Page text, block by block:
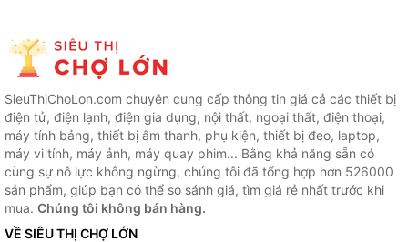
SieuThiChoLon.com chuyên cung cấp thông tin giá cả các thiết bị
điện tử, điện lạnh, điện gia dụng, nội thất, ngoại thất, điện thoại,
máy tính bảng, thiết bị âm thanh, phụ kiện, thiết bị đeo, laptop,
máy vi tính, máy ảnh, máy quay phim... Bằng khả năng sẵn có
cùng sự nỗ lực không ngừng, chúng tôi đã tổng hợp hơn 526000
sản phẩm, giúp bạn có thể so sánh giá, tìm giá rẻ nhất trước khi
mua. Chúng tôi không bán hàng.
VỀ SIÊU THỊ CHỢ LỚN